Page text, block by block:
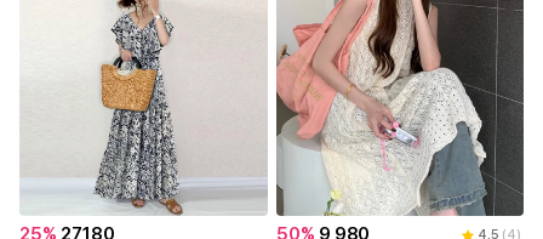
25% 27,180 50% 9,980 4.5 (4)